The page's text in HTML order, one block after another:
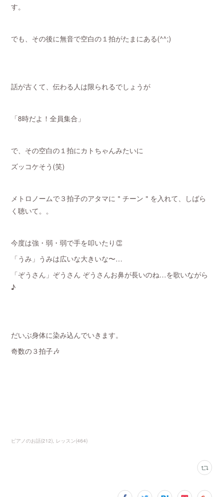
す。
でも、その後に無音で空白の１拍がたまにある(^^;)
話が古くて、伝わる人は限られるでしょうが
「8時だよ！全員集合」
で、その空白の１拍にカトちゃんみたいに
ズッコケそう(笑)
メトロノームで３拍子のアタマに＂チーン＂を入れて、
しばら
く聴いて。。
今度は強・弱・弱で手を叩いたり👏
「うみ」うみは広いな大きいな〜…
「ぞうさん」ぞうさん ぞうさんお鼻が長いのね…を歌いながら
♪
だいぶ身体に染み込んでいきます。
奇数の３拍子🎶
ピアノのお話(212) レッスン(464)